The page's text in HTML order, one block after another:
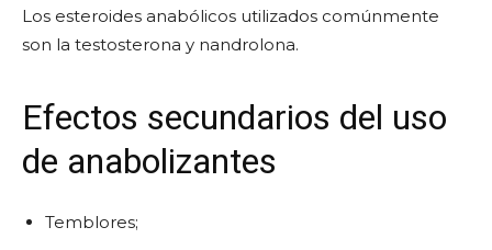
Los esteroides anabólicos utilizados comúnmente
son la testosterona y nandrolona.
Efectos secundarios del uso
de anabolizantes
Temblores;